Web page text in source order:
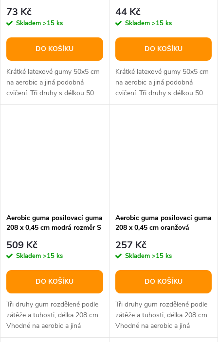
73 Kč
Skladem >15 ks
DO KOŠÍKU
Krátké latexové gumy 50x5 cm
na aerobic a jiná podobná
cvičení. Tři druhy s délkou 50
cm, rozdělené podle zátěže a...
44 Kč
Skladem >15 ks
DO KOŠÍKU
Krátké latexové gumy 50x5 cm
na aerobic a jiná podobná
cvičení. Tři druhy s délkou 50
cm, rozdělené podle zátěže a...
Aerobic guma posilovací guma
208 x 0,45 cm modrá rozměr S
509 Kč
Skladem >15 ks
DO KOŠÍKU
Tři druhy gum rozdělené podle
zátěže a tuhosti, délka 208 cm.
Vhodné na aerobic a jiná
pohybová cvičení.
Aerobic guma posilovací guma
208 x 0,45 cm oranžová
257 Kč
Skladem >15 ks
DO KOŠÍKU
Tři druhy gum rozdělené podle
zátěže a tuhosti, délka 208 cm.
Vhodné na aerobic a jiná
pohybová cvičení.